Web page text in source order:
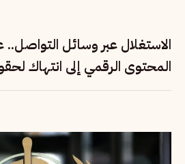
الاستغلال عبر وسائل
المحتوى الرقمي إلى انتهاك